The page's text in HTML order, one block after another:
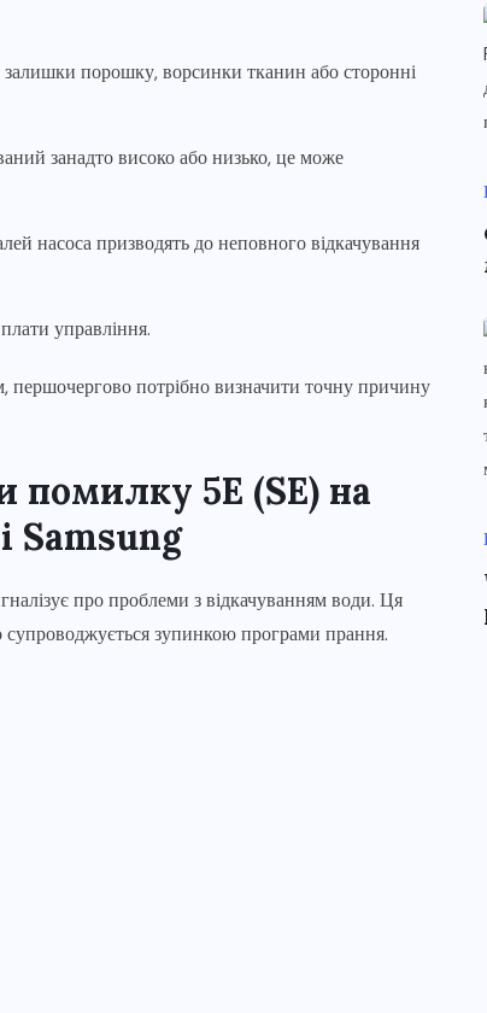
порошку, ворсинки тканин або сторонні
занадто високо або низько, це може
насоса призводять до неповного відкачування
управління.
першочергово потрібно визначити точну причину
помилку 5E (SE) на
Samsung
про проблеми з відкачуванням води. Ця
супроводжується зупинкою програми прання.